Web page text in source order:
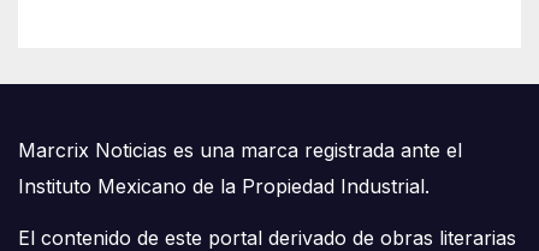
Marcrix Noticias es una marca registrada ante el
Instituto Mexicano de la Propiedad Industrial.
El contenido de este portal derivado de obras literarias